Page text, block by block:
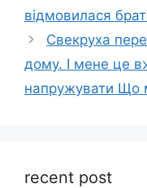
відмовилася
Свекруха
дому. І мене це
напружувати Що
recent post